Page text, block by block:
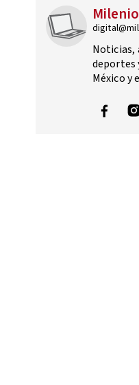
Noticias,
México y